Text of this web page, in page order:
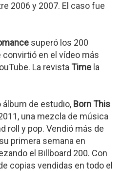
2006 y 2007. El caso fue
superó los 200
en el vídeo más
La revista Time la
álbum de estudio, Born This
una mezcla de música
roll y pop. Vendió más de
primera semana en
el Billboard 200. Con
copias vendidas en todo el